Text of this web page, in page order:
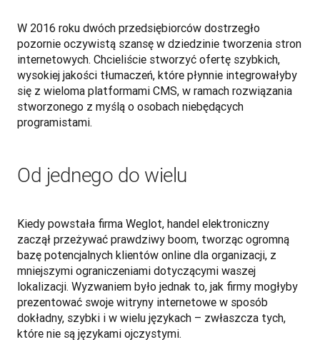
W 2016 roku dwóch przedsiębiorców dostrzegło
pozornie oczywistą szansę w dziedzinie tworzenia stron
internetowych. Chcieliście stworzyć ofertę szybkich,
wysokiej jakości tłumaczeń, które płynnie integrowałyby
się z wieloma platformami CMS, w ramach rozwiązania
stworzonego z myślą o osobach niebędących
programistami.
Od jednego do wielu
Kiedy powstała firma Weglot, handel elektroniczny
zaczął przeżywać prawdziwy boom, tworząc ogromną
bazę potencjalnych klientów online dla organizacji, z
mniejszymi ograniczeniami dotyczącymi waszej
lokalizacji. Wyzwaniem było jednak to, jak firmy mogłyby
prezentować swoje witryny internetowe w sposób
dokładny, szybki i w wielu językach – zwłaszcza tych,
które nie są językami ojczystymi.